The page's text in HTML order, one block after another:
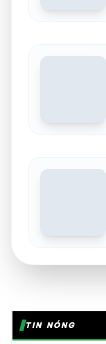
TIN NÓNG